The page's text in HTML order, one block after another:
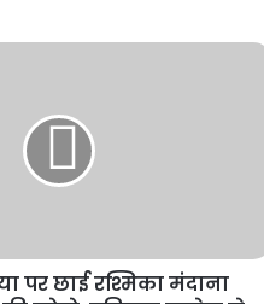
पर छाई रश्मिका मंदाना